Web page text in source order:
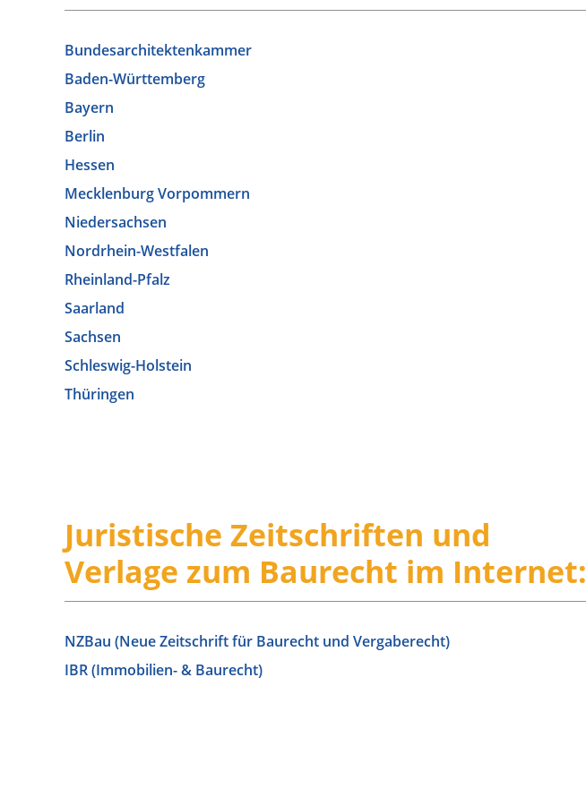
Bundesarchitektenkammer
Baden-Württemberg
Bayern
Berlin
Hessen
Mecklenburg Vorpommern
Niedersachsen
Nordrhein-Westfalen
Rheinland-Pfalz
Saarland
Sachsen
Schleswig-Holstein
Thüringen
Juristische Zeitschriften und
Verlage zum Baurecht im Internet:
NZBau (Neue Zeitschrift für Baurecht und Vergaberecht)
IBR (Immobilien- & Baurecht)